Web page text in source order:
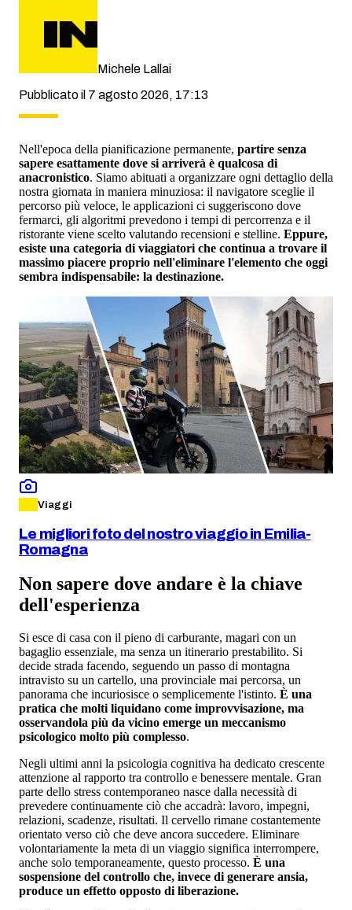
Michele Lallai
Pubblicato il 7 agosto 2026, 17:13
Nell'epoca della pianificazione permanente, partire senza
sapere esattamente dove si arriverà è qualcosa di
anacronistico. Siamo abituati a organizzare ogni dettaglio della
nostra giornata in maniera minuziosa: il navigatore sceglie il
percorso più veloce, le applicazioni ci suggeriscono dove
fermarci, gli algoritmi prevedono i tempi di percorrenza e il
ristorante viene scelto valutando recensioni e stelline. Eppure,
esiste una categoria di viaggiatori che continua a trovare il
massimo piacere proprio nell'eliminare l'elemento che oggi
sembra indispensabile: la destinazione.
Viaggi
Le migliori foto del nostro viaggio in Emilia-
Romagna
Non sapere dove andare è la chiave
dell'esperienza
Si esce di casa con il pieno di carburante, magari con un
bagaglio essenziale, ma senza un itinerario prestabilito. Si
decide strada facendo, seguendo un passo di montagna
intravisto su un cartello, una provinciale mai percorsa, un
panorama che incuriosisce o semplicemente l'istinto. È una
pratica che molti liquidano come improvvisazione, ma
osservandola più da vicino emerge un meccanismo
psicologico molto più complesso.
Negli ultimi anni la psicologia cognitiva ha dedicato crescente
attenzione al rapporto tra controllo e benessere mentale. Gran
parte dello stress contemporaneo nasce dalla necessità di
prevedere continuamente ciò che accadrà: lavoro, impegni,
relazioni, scadenze, risultati. Il cervello rimane costantemente
orientato verso ciò che deve ancora succedere. Eliminare
volontariamente la meta di un viaggio significa interrompere,
anche solo temporaneamente, questo processo. È una
sospensione del controllo che, invece di generare ansia,
produce un effetto opposto di liberazione.